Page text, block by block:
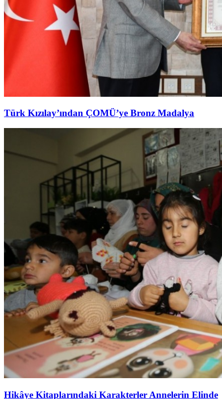
Türk Kızılay’ından ÇOMÜ’ye Bronz Madalya
Hikâye Kitaplarındaki Karakterler Annelerin Elinde